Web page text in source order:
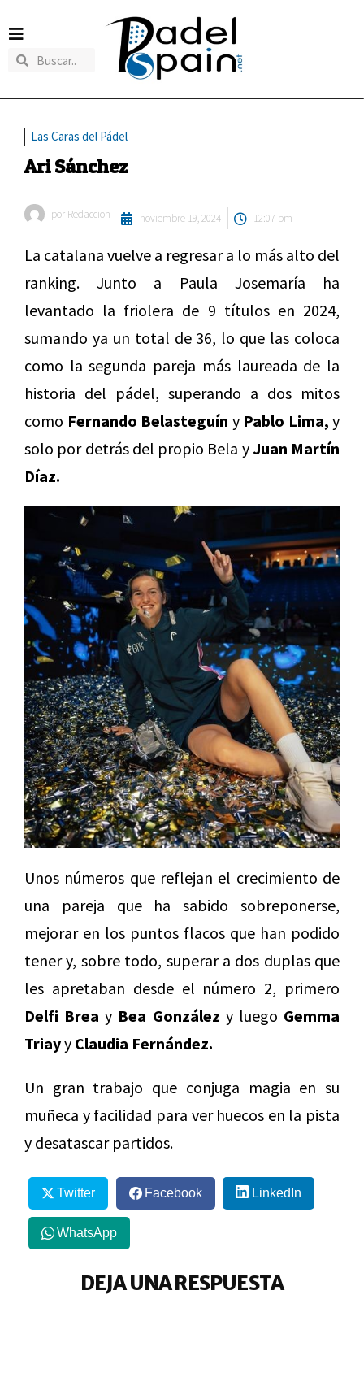
Las Caras del Pádel
Ari Sánchez
por Redaccion noviembre 19, 2024 12:07 pm
La catalana vuelve a regresar a lo más alto del
ranking. Junto a Paula Josemaría ha
levantado la friolera de 9 títulos en 2024,
sumando ya un total de 36, lo que las coloca
como la segunda pareja más laureada de la
historia del pádel, superando a dos mitos
como Fernando Belasteguín y Pablo Lima, y
solo por detrás del propio Bela yJuan Martín
Díaz.
Unos números que reflejan el crecimiento de
una pareja que ha sabido sobreponerse,
mejorar en los puntos flacos que han podido
tener y, sobre todo, superar a dos duplas que
les apretaban desde el número 2, primero
Delfi Brea y Bea González y luego Gemma
Triayy Claudia Fernández.
Un gran trabajo que conjuga magia en su
muñeca y facilidad para ver huecos en la pista
y desatascar partidos.
Twitter Facebook LinkedIn
WhatsApp
DEJA UNA RESPUESTA